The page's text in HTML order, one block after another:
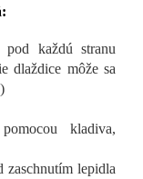
každú stranu
dlaždice môže sa
kladiva,
zaschnutím lepidla